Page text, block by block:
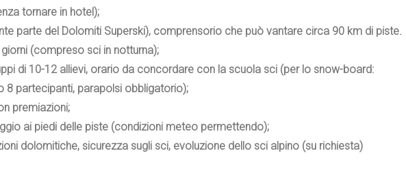
tornare in hotel);
parte del Dolomiti Superski), comprensorio che può vantare circa 90 km di piste.
(compreso sci in notturna);
di 10-12 allievi, orario da concordare con la scuola sci (per lo snow-board:
8 partecipanti, parapolsi obbligatorio);
premiazioni;
ai piedi delle piste (condizioni meteo permettendo);
dolomitiche, sicurezza sugli sci, evoluzione dello sci alpino (su richiesta)